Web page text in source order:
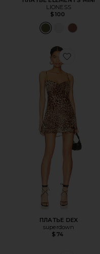
LIONESS
$100
Favorite
ПЛАТЬЕ DEX
superdown
$74